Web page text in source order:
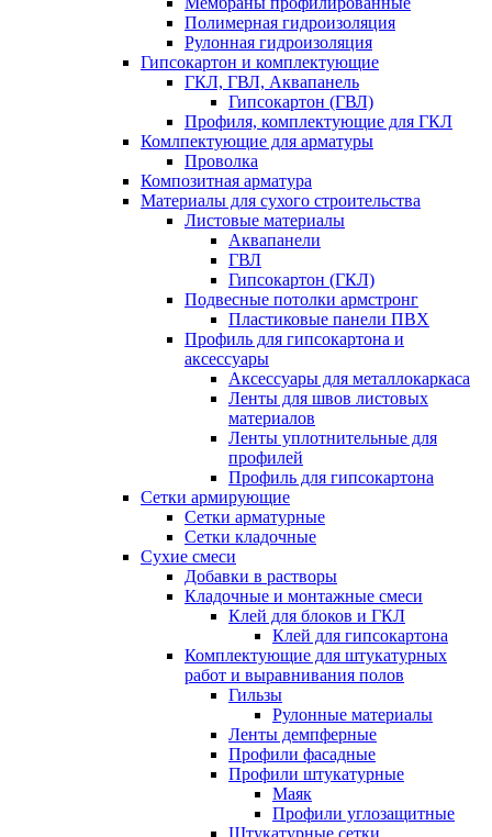
Полимерная гидроизоляция
Рулонная гидроизоляция
Гипсокартон и комплектующие
ГКЛ, ГВЛ, Аквапанель
Гипсокартон (ГВЛ)
Профиля, комплектующие для ГКЛ
Комлпектующие для арматуры
Проволка
Композитная арматура
Материалы для сухого строительства
Листовые материалы
Аквапанели
ГВЛ
Гипсокартон (ГКЛ)
Подвесные потолки армстронг
Пластиковые панели ПВХ
Профиль для гипсокартона и
аксессуары
Аксессуары для металлокаркаса
Ленты для швов листовых
материалов
Ленты уплотнительные для
профилей
Профиль для гипсокартона
Сетки армирующие
Сетки арматурные
Сетки кладочные
Сухие смеси
Добавки в растворы
Кладочные и монтажные смеси
Клей для блоков и ГКЛ
Клей для гипсокартона
Комплектующие для штукатурных
работ и выравнивания полов
Гильзы
Рулонные материалы
Ленты демпферные
Профили фасадные
Профили штукатурные
Маяк
Профили углозащитные
Штукатурные сетки